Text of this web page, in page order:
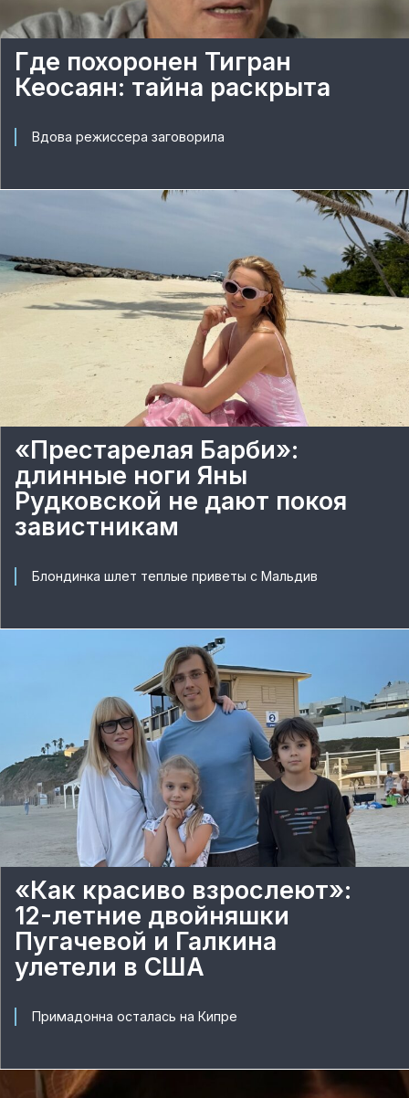
Где похоронен Тигран
Кеосаян: тайна раскрыта
Вдова режиссера заговорила
«Престарелая Барби»:
длинные ноги Яны
Рудковской не дают покоя
завистникам
Блондинка шлет теплые приветы с Мальдив
«Как красиво взрослеют»:
12-летние двойняшки
Пугачевой и Галкина
улетели в США
Примадонна осталась на Кипре